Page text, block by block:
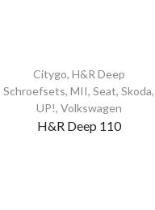
Citygo, H&R Deep
Schroefsets,MII,Seat,Skoda,
UP!, Volkswagen
H&R Deep 110
100